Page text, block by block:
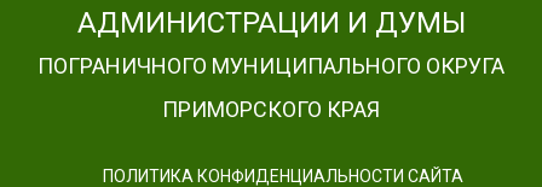
АДМИНИСТРАЦИИ И ДУМЫ
ПОГРАНИЧНОГО МУНИЦИПАЛЬНОГО ОКРУГА
ПРИМОРСКОГО КРАЯ
ПОЛИТИКА КОНФИДЕНЦИАЛЬНОСТИ САЙТА